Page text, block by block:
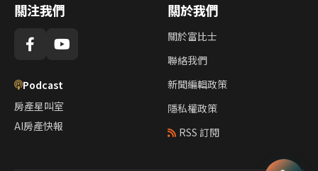
關注我們
Podcast
房產星叫室
AI房產快報
關於我們
關於富比士
聯絡我們
新聞編輯政策
隱私權政策
RSS 訂閱